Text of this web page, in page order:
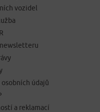
vozidel
údajů
a reklamací